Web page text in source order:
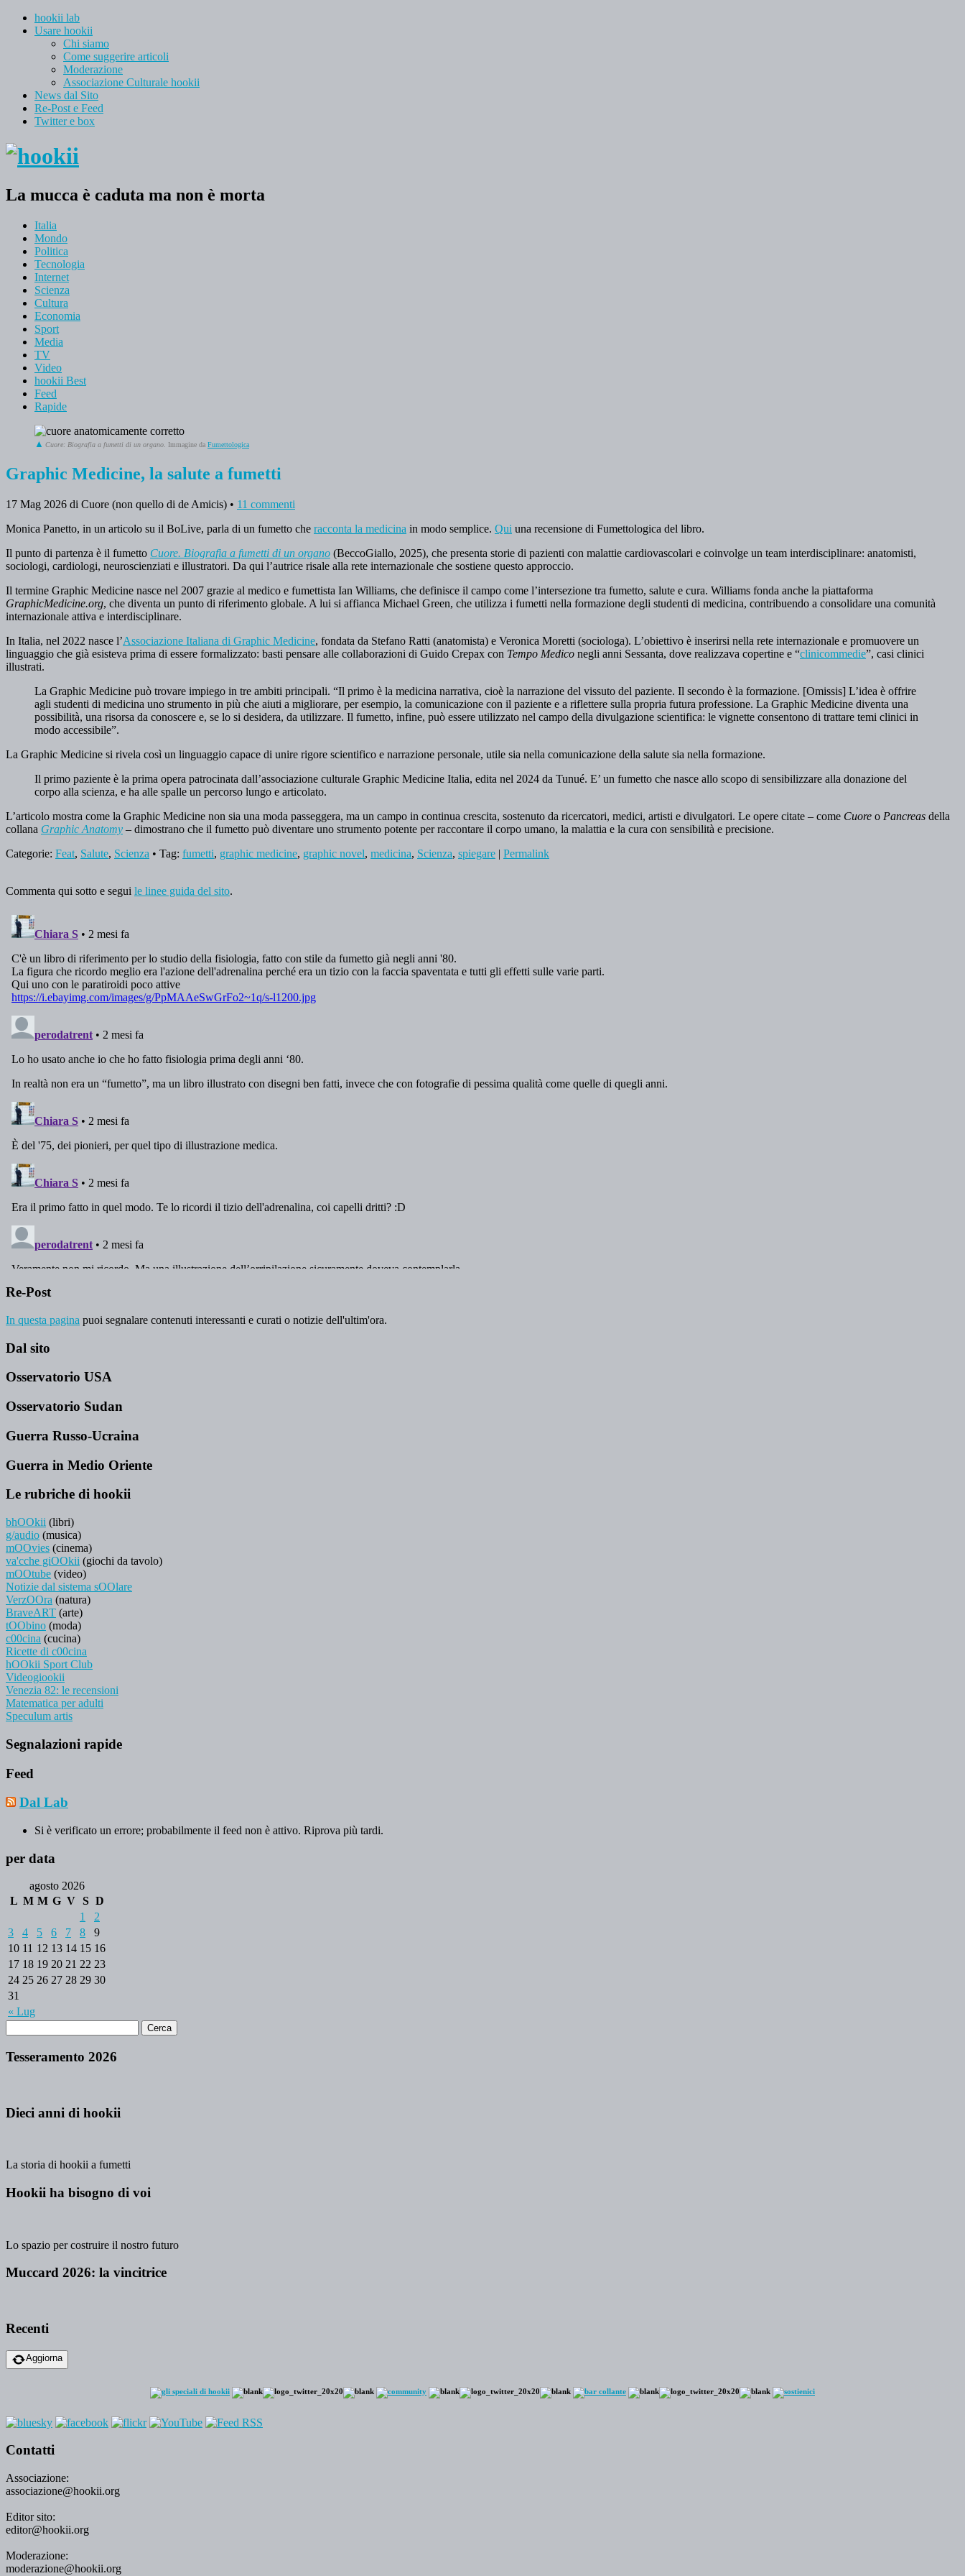
hookii lab
Usare hookii
Chi siamo
Come suggerire articoli
Moderazione
Associazione Culturale hookii
News dal Sito
Re-Post e Feed
Twitter e box
La mucca è caduta ma non è morta
Italia
Mondo
Politica
Tecnologia
Internet
Scienza
Cultura
Economia
Sport
Media
TV
Video
hookii Best
Feed
Rapide
Cuore: Biografia a fumetti di un organo . Immagine da Fumettologica
Graphic Medicine, la salute a fumetti
17 Mag 2026 di Cuore (non quello di de Amicis) • 11 commenti
Monica Panetto, in un articolo su il BoLive, parla di un fumetto che racconta la medicina in modo semplice. Qui una recensione di Fumettologica del libro.
Il punto di partenza è il fumetto Cuore. Biografia a fumetti di un organo (BeccoGiallo, 2025), che presenta storie di pazienti con malattie cardiovascolari e coinvolge un team interdisciplinare: anatomisti,
sociologi, cardiologi, neuroscienziati e illustratori. Da qui l’autrice risale alla rete internazionale che sostiene questo approccio.
Il termine Graphic Medicine nasce nel 2007 grazie al medico e fumettista Ian Williams, che definisce il campo come l’intersezione tra fumetto, salute e cura. Williams fonda anche la piattaforma
GraphicMedicine.org, che diventa un punto di riferimento globale. A lui si affianca Michael Green, che utilizza i fumetti nella formazione degli studenti di medicina, contribuendo a consolidare una comunità
internazionale attiva e interdisciplinare.
In Italia, nel 2022 nasce l’Associazione Italiana di Graphic Medicine, fondata da Stefano Ratti (anatomista) e Veronica Moretti (sociologa). L’obiettivo è inserirsi nella rete internazionale e promuovere un
linguaggio che già esisteva prima di essere formalizzato: basti pensare alle collaborazioni di Guido Crepax con Tempo Medico negli anni Sessanta, dove realizzava copertine e “clinicommedie”, casi clinici
illustrati.
La Graphic Medicine può trovare impiego in tre ambiti principali. “Il primo è la medicina narrativa, cioè la narrazione del vissuto del paziente. Il secondo è la formazione. [Omissis] L’idea è offrire
agli studenti di medicina uno strumento in più che aiuti a migliorare, per esempio, la comunicazione con il paziente e a riflettere sulla propria futura professione. La Graphic Medicine diventa una
possibilità, una risorsa da conoscere e, se lo si desidera, da utilizzare. Il fumetto, infine, può essere utilizzato nel campo della divulgazione scientifica: le vignette consentono di trattare temi clinici in
modo accessibile”.
La Graphic Medicine si rivela così un linguaggio capace di unire rigore scientifico e narrazione personale, utile sia nella comunicazione della salute sia nella formazione.
Il primo paziente è la prima opera patrocinata dall’associazione culturale Graphic Medicine Italia, edita nel 2024 da Tunué. E’ un fumetto che nasce allo scopo di sensibilizzare alla donazione del
corpo alla scienza, e ha alle spalle un percorso lungo e articolato.
L’articolo mostra come la Graphic Medicine non sia una moda passeggera, ma un campo in continua crescita, sostenuto da ricercatori, medici, artisti e divulgatori. Le opere citate – come Cuore o Pancreas della
collana Graphic Anatomy – dimostrano che il fumetto può diventare uno strumento potente per raccontare il corpo umano, la malattia e la cura con sensibilità e precisione.
Categorie: Feat, Salute, Scienza • Tag: fumetti, graphic medicine, graphic novel, medicina, Scienza, spiegare | Permalink
Commenta qui sotto e segui le linee guida del sito.
Re-Post
In questa pagina puoi segnalare contenuti interessanti e curati o notizie dell'ultim'ora.
Dal sito
Osservatorio USA
Osservatorio Sudan
Guerra Russo-Ucraina
Guerra in Medio Oriente
Le rubriche di hookii
bhOOkii (libri)
g/audio (musica)
mOOvies (cinema)
va'cche giOOkii (giochi da tavolo)
mOOtube (video)
Notizie dal sistema sOOlare
VerzOOra (natura)
BraveART (arte)
tOObino (moda)
c00cina (cucina)
Ricette di c00cina
hOOkii Sport Club
Videogiookii
Venezia 82: le recensioni
Matematica per adulti
Speculum artis
Segnalazioni rapide
Feed
Dal Lab
Si è verificato un errore; probabilmente il feed non è attivo. Riprova più tardi.
per data
agosto 2026
L M M G V S D
« Lug
1
2
3
4 5 6 7 8
9
10 11 12 13 14 15 16
17 18 19 20 21 22 23
24 25 26 27 28 29 30
31
Tesseramento 2026
Dieci anni di hookii
La storia di hookii a fumetti
Hookii ha bisogno di voi
Lo spazio per costruire il nostro futuro
Muccard 2026: la vincitrice
Recenti
Aggiorna
Contatti
Associazione:
associazione@hookii.org
Editor sito:
editor@hookii.org
Moderazione:
moderazione@hookii.org